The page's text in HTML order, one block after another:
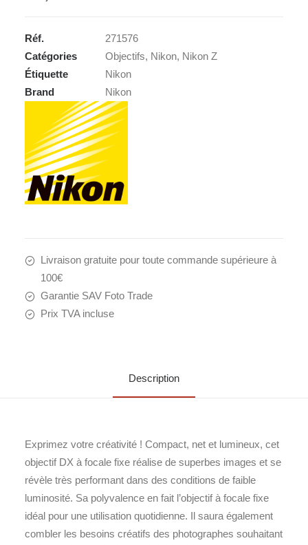
24mm
1,7
Réf.
271576
Catégories
Objectifs, Nikon, Nikon Z
Étiquette
Nikon
Brand
Nikon
Livraison gratuite pour toute commande supérieure à
100€
Garantie SAV Foto Trade
Prix TVA incluse
Description
Exprimez votre créativité ! Compact, net et lumineux, cet
objectif DX à focale fixe réalise de superbes images et se
révèle très performant dans des conditions de faible
luminosité. Sa polyvalence en fait l’objectif à focale fixe
idéal pour une utilisation quotidienne. Il saura également
combler les besoins créatifs des photographes souhaitant